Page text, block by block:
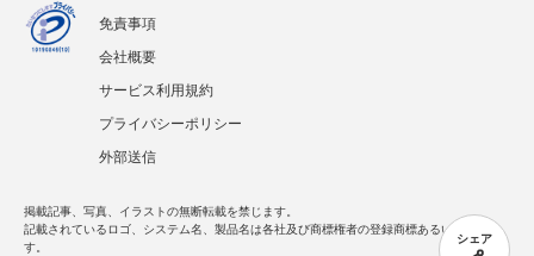
シェア
免責事項
会社概要
サービス利用規約
プライバシーポリシー
外部送信
掲載記事、写真、イラストの無断転載を禁じます。
記載されているロゴ、システム名、製品名は各社及び商標権者の登録商標あるいは商標で
す。